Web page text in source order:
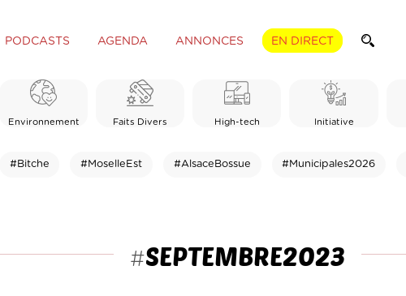
PODCASTS AGENDA ANNONCES EN DIRECT
Environnement Faits Divers High-tech Initiative
#Bitche #MoselleEst #AlsaceBossue #Municipales2026
#SEPTEMBRE2023